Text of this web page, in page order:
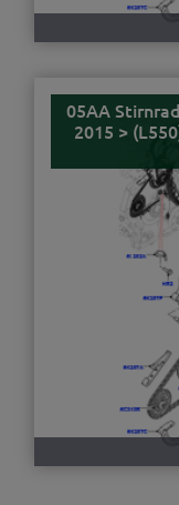
05AA
2015 >